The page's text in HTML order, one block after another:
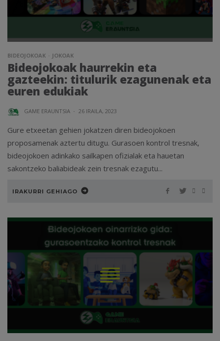
BIDEOJOKOAK JOKOAK
Bideojokoak haurrekin eta
gazteekin: titulurik ezagunenak eta
euren edukiak
GAME ERAUNTSIA · 26 IRAILA, 2023
Gure etxeetan gehien jokatzen diren bideojokoen
proposamenak aztertu ditugu. Gurasoen kontrol tresnak,
bideojokoen adinkako sailkapen ofizialak eta hauetan
sakontzeko baliabideak zein tresnak ezagutu...
IRAKURRI GEHIAGO